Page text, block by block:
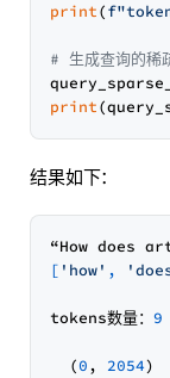
print(
# 生成查询的稀
print
结果如下：
[ 'how' ,
tokens数量： 9
  (
0 , 2054